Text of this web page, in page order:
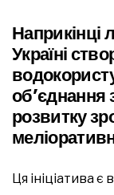
Наприкінці
Україні
об’єднання
розвитку
Ця ініціатива